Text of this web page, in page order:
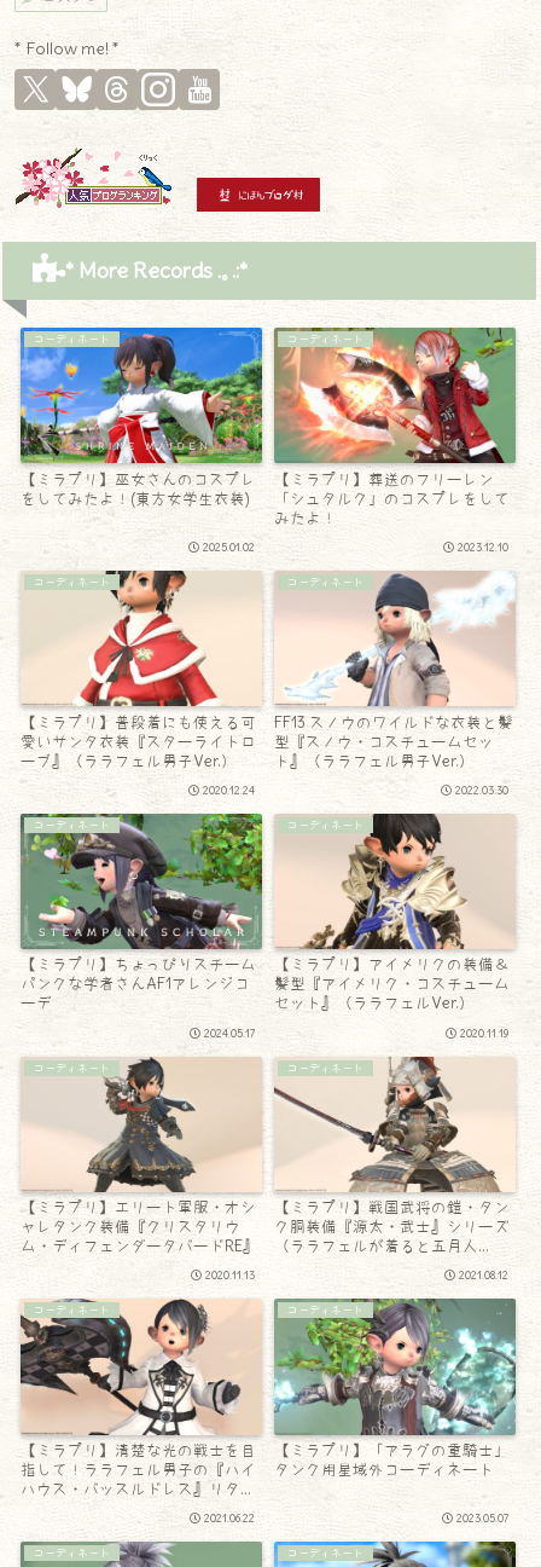
* Follow me! *
* More Records .｡.:*
コーディネート
【ミラプリ】巫女さんのコスプレ
をしてみたよ！(東方女学生衣装)
2025.01.02
コーディネート
【ミラプリ】葬送のフリーレン
「シュタルク」のコスプレをして
みたよ！
2023.12.10
コーディネート
【ミラプリ】普段着にも使える可
愛いサンタ衣装『スターライトロ
ーブ』（ララフェル男子Ver.）
2020.12.24
コーディネート
FF13 スノウのワイルドな衣装と髪
型『スノウ・コスチュームセッ
ト』（ララフェル男子Ver.）
2022.03.30
コーディネート
【ミラプリ】ちょっぴりスチーム
パンクな学者さんAF1アレンジコ
ーデ
2024.05.17
コーディネート
【ミラプリ】アイメリクの装備＆
髪型『アイメリク・コスチューム
セット』（ララフェルVer.）
2020.11.19
コーディネート
【ミラプリ】エリート軍服・オシ
ャレタンク装備『クリスタリウ
ム・ディフェンダータバードRE』
2020.11.13
コーディネート
【ミラプリ】戦国武将の鎧・タン
ク胴装備『源太・武士』シリーズ
（ララフェルが着ると五月人
形？）
2021.08.12
コーディネート
【ミラプリ】清楚な光の戦士を目
指して！ララフェル男子の『ハイ
ハウス・バッスルドレス』リター
2021.06.22
コーディネート
【ミラプリ】「アラグの重騎士」
タンク用星域外コーディネート
2023.05.07
コーディネート コーディネート